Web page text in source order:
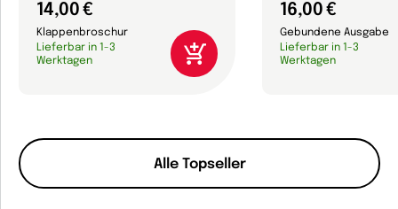
Alle Topseller
14,00 €
Klappenbroschur
Lieferbar in 1-3
Werktagen
16,00 €
Gebundene Ausgabe
Lieferbar in 1-3
Werktagen